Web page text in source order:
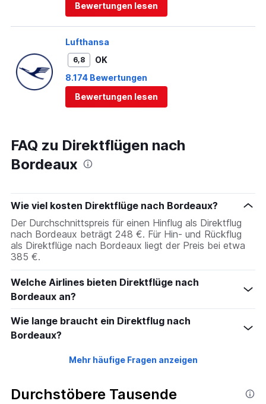
Bewertungen lesen
Lufthansa
6,8
OK
8.174 Bewertungen
Bewertungen lesen
FAQ zu Direktflügen nach
Bordeaux
Wie viel kosten Direktflüge nach Bordeaux?
Der Durchschnittspreis für einen Hinflug als Direktflug
nach Bordeaux beträgt 248 €. Für Hin- und Rückflug
als Direktflüge nach Bordeaux liegt der Preis bei etwa
385 €.
Welche Airlines bieten Direktflüge nach
Bordeaux an?
Wie lange braucht ein Direktflug nach
Bordeaux?
Mehr häufige Fragen anzeigen
Durchstöbere Tausende